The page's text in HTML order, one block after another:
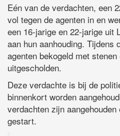
Eén van de verdachten, een
vol tegen de agenten in en
een 16-jarige en 22-jarige uit
aan hun aanhouding. Tijdens
agenten bekogeld met
uitgescholden.
Deze verdachte is bij de
binnenkort worden
verdachten zijn
gestart.